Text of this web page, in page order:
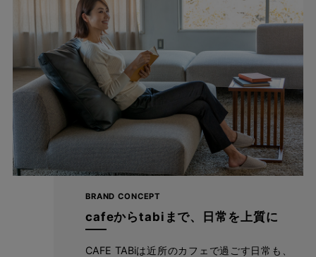
ストレッチパンツへのこだわり
BRAND CONCEPT
cafeからtabiまで、日常を上質に
CAFE TABiは近所のカフェで過ごす日常も、